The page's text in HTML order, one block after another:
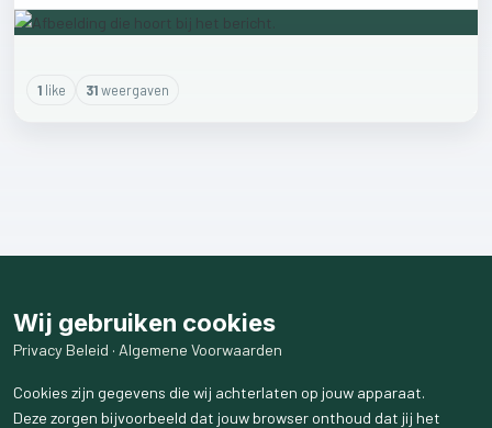
1like 31weergaven
Wij gebruiken cookies
Privacy Beleid · Algemene Voorwaarden
Cookies zijn gegevens die wij achterlaten op jouw apparaat.
Deze zorgen bijvoorbeeld dat jouw browser onthoud dat jij het